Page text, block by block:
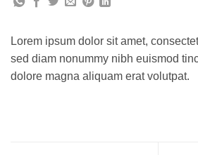
Lorem ipsum dolor sit amet,
sed diam nonummy nibh euismod
dolore magna aliquam erat volutpat.